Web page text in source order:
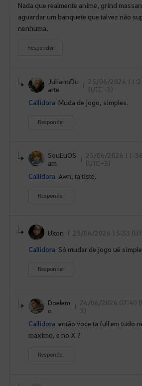
s
f
L
o
g
o
d
e
s
r
Nada que realmente anime, grind
aguardar um banquete que talvez não
nenhuma.
Responder
JulianoDu
arte
25/06/2026
(UTC-3)
Callidora Muda de jogo, simples.
Responder
SouEuOS
am
25/06/2026 11:36
(UTC-3)
Callidora Awn, ta tiste.
Responder
Ukon 25/06/2026 15:33
Callidora Só mudar de jogo ué
Responder
Doelem
o
26/06/2026 07:40
3)
Callidora então voce ta full em tudo
maximo, e no X ?
Responder